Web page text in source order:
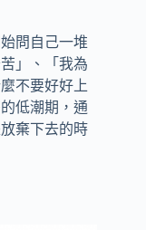
問自己一堆
」、「我為
不要好好上
低潮期，通
棄下去的時